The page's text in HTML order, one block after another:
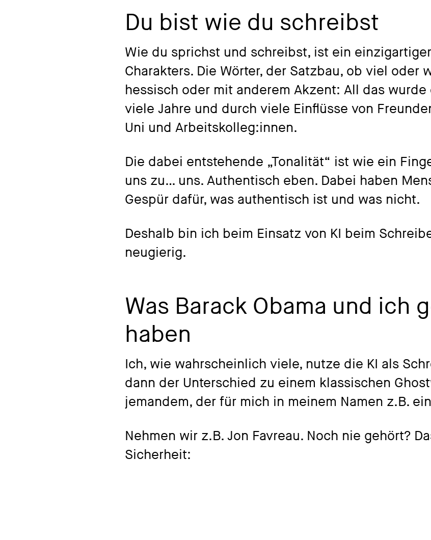
Du bist wie du schreibst
Wie du sprichst und schreibst, ist ein
Charakters. Die Wörter, der Satzbau, ob viel oder
hessisch oder mit anderem Akzent: All das
viele Jahre und durch viele Einflüsse von
Uni und Arbeitskolleg:innen.
Die dabei entstehende „Tonalität“ ist wie ein
uns zu… uns. Authentisch eben. Dabei haben
Gespür dafür, was authentisch ist und was nicht.
Deshalb bin ich beim Einsatz von KI beim
neugierig.
Was Barack Obama und ich
haben
Ich, wie wahrscheinlich viele, nutze die KI als
dann der Unterschied zu einem klassischen
jemandem, der für mich in meinem Namen z.B.
Nehmen wir z.B. Jon Favreau. Noch nie gehört?
Sicherheit: